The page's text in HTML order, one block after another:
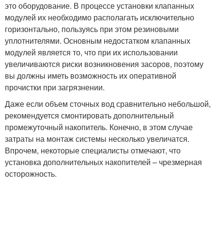
это оборудование. В процессе установки клапанных
модулей их необходимо располагать исключительно
горизонтально, пользуясь при этом резиновыми
уплотнителями. Основным недостатком клапанных
модулей является то, что при их использовании
увеличиваются риски возникновения засоров, поэтому
вы должны иметь возможность их оперативной
прочистки при загрязнении.
Даже если объем сточных вод сравнительно небольшой,
рекомендуется смонтировать дополнительный
промежуточный накопитель. Конечно, в этом случае
затраты на монтаж системы несколько увеличатся.
Впрочем, некоторые специалисты отмечают, что
установка дополнительных накопителей – чрезмерная
осторожность.